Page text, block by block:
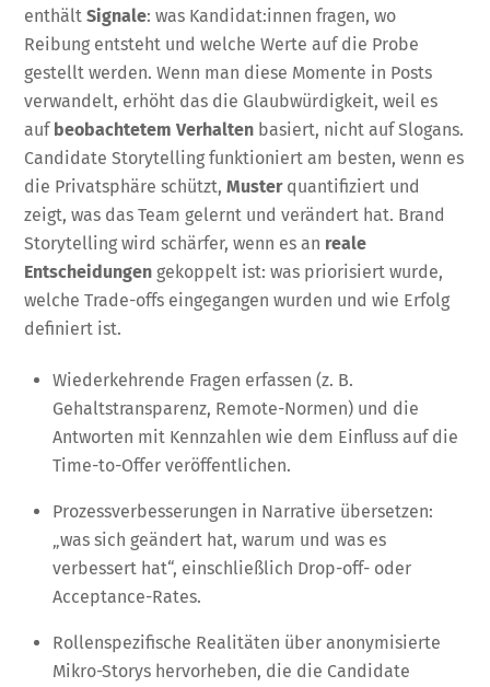
enthältSignale: was Kandidat:innen fragen, wo
Reibung entsteht und welche Werte auf die Probe
gestellt werden. Wenn man diese Momente in Posts
verwandelt, erhöht das die Glaubwürdigkeit, weil es
auf beobachtetem Verhalten basiert, nicht auf Slogans.
Candidate Storytelling funktioniert am besten, wenn es
die Privatsphäre schützt,Musterquantifiziert und
zeigt, was das Team gelernt und verändert hat. Brand
Storytelling wird schärfer, wenn es an reale
Entscheidungen gekoppelt ist: was priorisiert wurde,
welche Trade-offs eingegangen wurden und wie Erfolg
definiert ist.
Wiederkehrende Fragen erfassen (z. B.
Gehaltstransparenz, Remote-Normen) und die
Antworten mit Kennzahlen wie dem Einfluss auf die
Time-to-Offer veröffentlichen.
Prozessverbesserungen in Narrative übersetzen:
„was sich geändert hat, warum und was es
verbessert hat“, einschließlich Drop-off- oder
Acceptance-Rates.
Rollenspezifische Realitäten über anonymisierte
Mikro-Storys hervorheben, die die Candidate